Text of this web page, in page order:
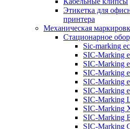
Этикетка для
принтера
Механическая
Стационарное
Sic-marking
SIC-Marking
SIC-Marking
SIC-Marking
SIC-Marking
SIC-Marking
SIC-Marking
SIC-Marking
SIC-Marking
SIC-Marking